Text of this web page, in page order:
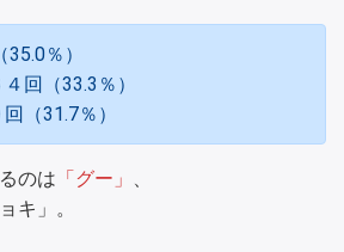
％）
回（33.3％）
（31.7％）
のは 「グー」 、
キ」。